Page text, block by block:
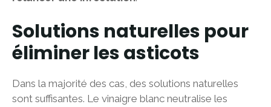
Solutions naturelles pour
éliminer les asticots
Dans la majorité des cas, des solutions naturelles
sont suffisantes. Le vinaigre blanc neutralise les